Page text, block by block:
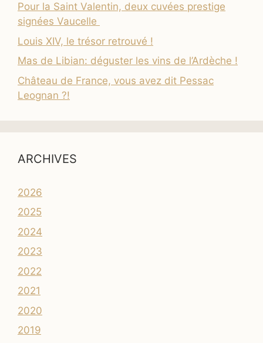
Pour la Saint Valentin, deux cuvées prestige
signées Vaucelle
Louis XIV, le trésor retrouvé !
Mas de Libian: déguster les vins de l’Ardèche !
Château de France, vous avez dit Pessac
Leognan ?!
ARCHIVES
2026
2025
2024
2023
2022
2021
2020
2019